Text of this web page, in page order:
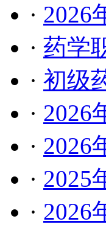
· 2026
· 药学
· 初级
· 2026
· 2026
· 2025
· 2026